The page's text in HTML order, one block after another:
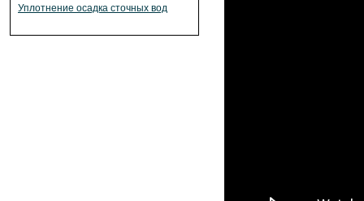
Уплотнение осадка сточных вод